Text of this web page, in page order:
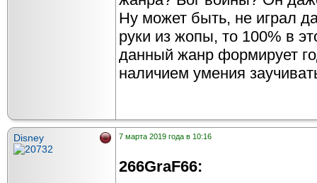
Ну может быть, не играл
руки из жопы, то 100% в
данный жанр формирует
наличием умения
Disney 7 марта 2019 года в 10:16
266GraF66: